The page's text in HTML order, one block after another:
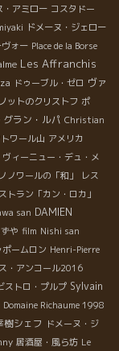
・アミロー コスタドー
ドメーヌ・ジェロー
ォー Place de la Borse
Les Affranchis
ドゥーブル・ゼロ ヴァ
ットのクリストフ ポ
グラン・ルパ Christian
ワール山 アメリカ
ィーニュー・デュ・メ
ノワールの「和」
レス
トラン「カン・ロカ」
san DAMIEN
や film Nishi san
ポームロン Henri-Pierre
・アンコール2016
ストロ・プルプ Sylvain
Domaine Richaume 1998
樹シェフ ドメーヌ・ジ
居酒屋・風ら坊 Le